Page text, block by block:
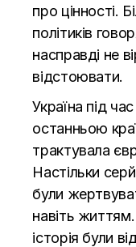
про цінності.
політиків
насправді не
відстоювати.
Україна під
останньою
трактувала
Настільки
були
навіть
історія були